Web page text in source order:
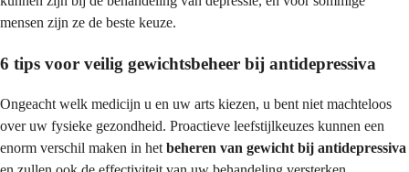
mensen zijn ze de beste keuze.
6 tips voor veilig gewichtsbeheer bij antidepressiva
Ongeacht welk medicijn u en uw arts kiezen, u bent niet machteloos
over uw fysieke gezondheid. Proactieve leefstijlkeuzes kunnen een
enorm verschil maken in hetbeheren van gewicht bij antidepressiva